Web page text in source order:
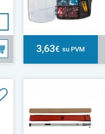
3,63€ su PVM